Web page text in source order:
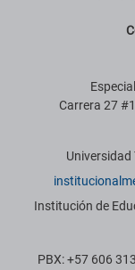
Carrera 27
Universidad
Institución de
PBX: +57 606